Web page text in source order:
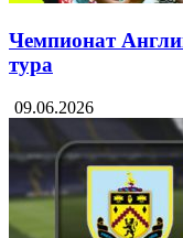
Чемпионат
тура
09.06.2026